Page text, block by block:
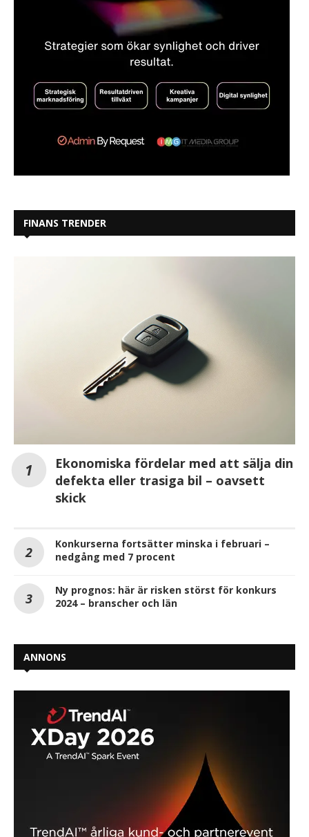
FINANS TRENDER
Ekonomiska fördelar med att sälja din
defekta eller trasiga bil – oavsett
skick
Konkurserna fortsätter minska i februari –
nedgång med 7 procent
Ny prognos: här är risken störst för konkurs
2024 – branscher och län
ANNONS